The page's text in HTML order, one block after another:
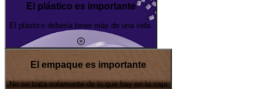
El plástico es importante
El plástico debería tener más de una vida.
El empaque es importante
No se trata solamente de lo que hay en la caja